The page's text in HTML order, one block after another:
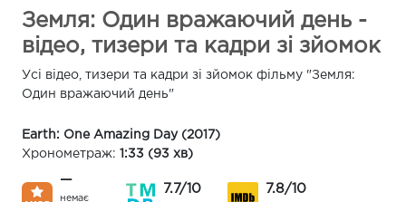
Земля: Один вражаючий день -
відео, тизери та кадри зі зйомок
Усі відео, тизери та кадри зі зйомок фільму "Земля:
Один вражаючий день"
Earth: One Amazing Day (2017)
Хронометраж: 1:33 (93 хв)
—
немає
7.7/10 7.8/10